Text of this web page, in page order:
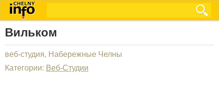
Вильком
веб-студия, Набережные Челны
Категории: Веб-Студии